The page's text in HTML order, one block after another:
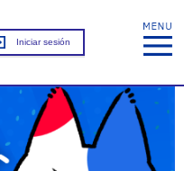
Iniciar sesión